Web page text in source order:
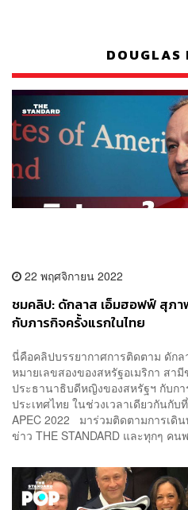
DOUGLAS
22 พฤศจิกายน 2022
ชมคลิป: ดักลาส เอ็มฮอฟฟ์ สุภ
กับภารกิจครั้งแรกในไทย
นี่คือคลิปบรรยากาศการติดตาม ดัก
หมายเลขสองของสหรัฐอเมริกา สา
ประธานาธิบดีหญิงของสหรัฐฯ กับก
ประเทศไทย ในช่วงเวลาเดียวกันกั
APEC 2022 มาร่วมติดตามการเดิ
ข่าว THE STANDARD และทุกๆ ค